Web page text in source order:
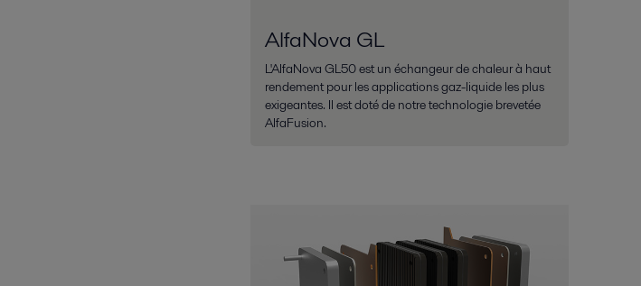
AlfaNova GL
L'AlfaNova GL50 est un échangeur de chaleur à haut
rendement pour les applications gaz-liquide les plus
exigeantes. Il est doté de notre technologie brevetée
AlfaFusion.